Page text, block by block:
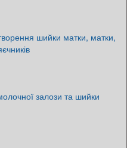
шийки матки, матки,
залози та шийки